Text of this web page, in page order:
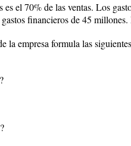
es el 70% de las ventas. Los
financieros de 45
la empresa formula las